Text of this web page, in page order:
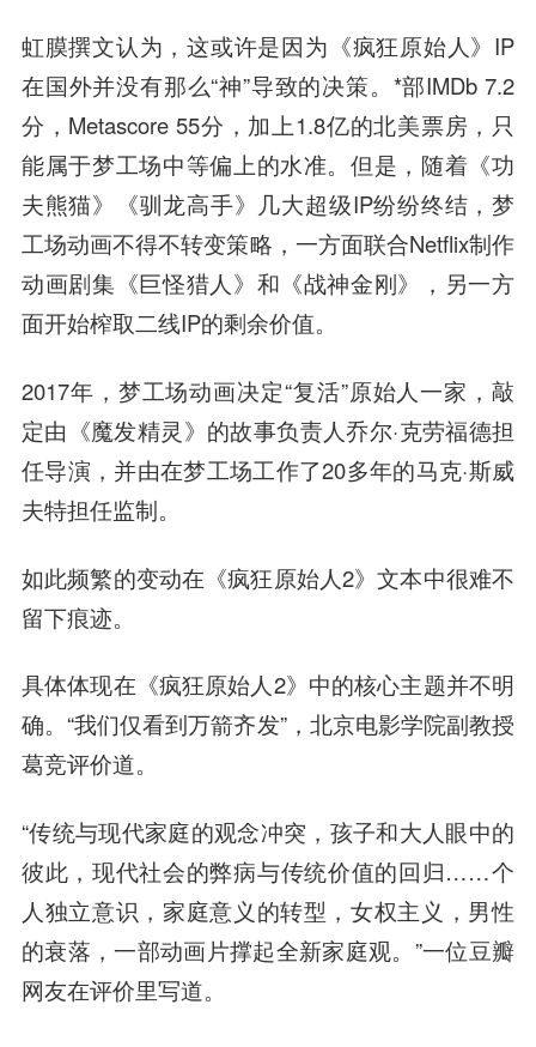
虹膜撰文认为，这或许是因为《疯狂原始人》IP
在国外并没有那么“神”导致的决策。*部IMDb 7.2
分，Metascore 55分，加上1.8亿的北美票房，只
能属于梦工场中等偏上的水准。但是，随着《功
夫熊猫》《驯龙高手》几大超级IP纷纷终结，梦
工场动画不得不转变策略，一方面联合Netflix制作
动画剧集《巨怪猎人》和《战神金刚》，另一方
面开始榨取二线IP的剩余价值。
2017年，梦工场动画决定“复活”原始人一家，敲
定由《魔发精灵》的故事负责人乔尔·克劳福德担
任导演，并由在梦工场工作了20多年的马克·斯威
夫特担任监制。
如此频繁的变动在《疯狂原始人2》文本中很难不
留下痕迹。
具体体现在《疯狂原始人2》中的核心主题并不明
确。“我们仅看到万箭齐发”，北京电影学院副教授
葛竞评价道。
“传统与现代家庭的观念冲突，孩子和大人眼中的
彼此，现代社会的弊病与传统价值的回归……个
人独立意识，家庭意义的转型，女权主义，男性
的衰落，一部动画片撑起全新家庭观。”一位豆瓣
网友在评价里写道。